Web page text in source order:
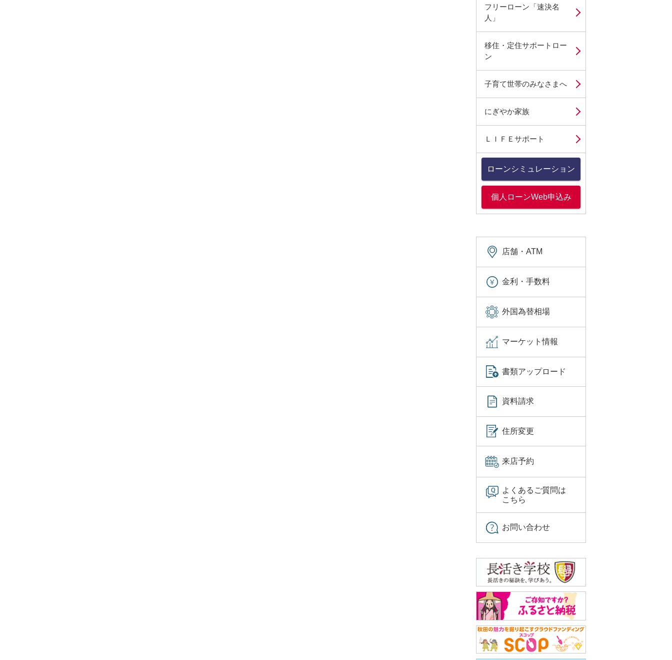
フリーローン「速決名
人」
移住・定住サポートロー
ン
子育て世帯のみなさまへ
にぎやか家族
ＬＩＦＥサポート
ローンシミュレーション
個人ローンWeb申込み
店舗・ATM
金利・手数料
外国為替相場
マーケット情報
書類アップロード
資料請求
住所変更
来店予約
よくあるご質問は
こちら
お問い合わせ